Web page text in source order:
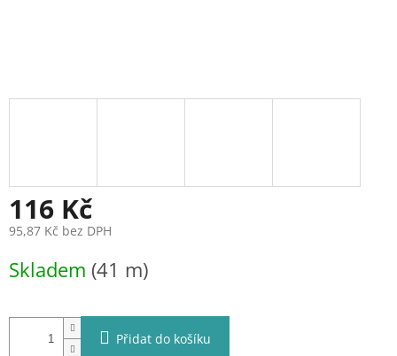
116 Kč
95,87 Kč bez DPH
cena:
Skladem (41 m)
Přidat do košíku